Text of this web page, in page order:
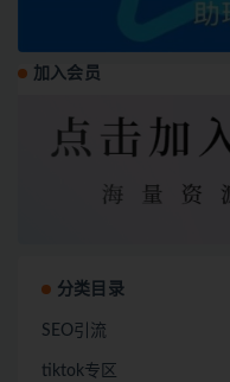
加入会员
分类目录
SEO引流
tiktok专区